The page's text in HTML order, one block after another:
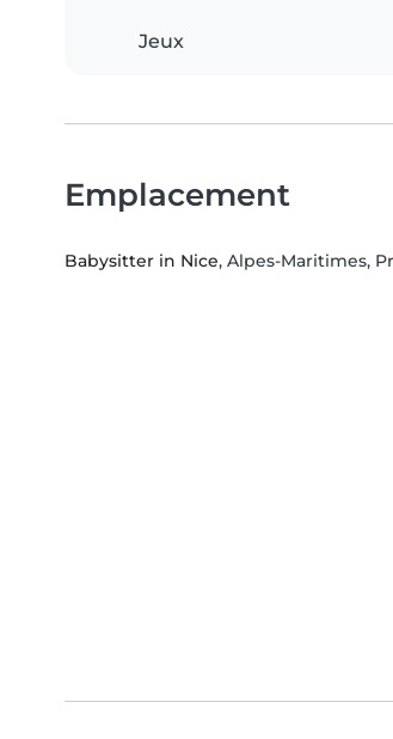
Jeux
Emplacement
Babysitter in Nice, Alpes-Maritimes,